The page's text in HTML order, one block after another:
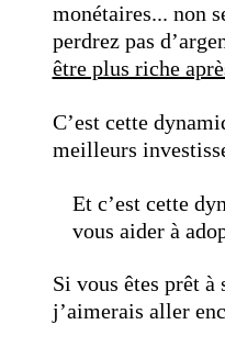
monétaires... non
perdrez pas
être plus riche
C’est cette
meilleurs
Et c’est cette
vous aider à
Si vous êtes prêt à
j’aimerais aller